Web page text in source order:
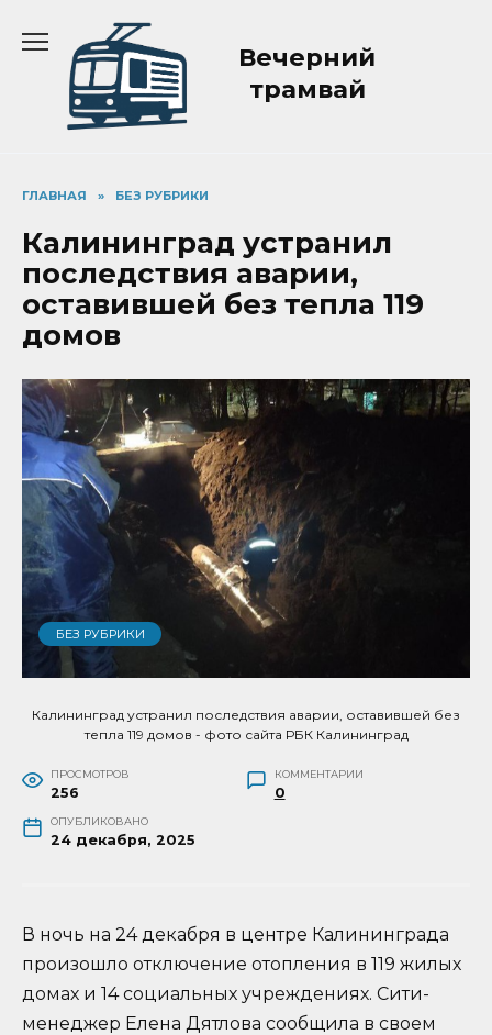
содержанию
Вечерний
трамвай
ГЛАВНАЯ » БЕЗ РУБРИКИ
Калининград устранил
последствия аварии,
оставившей без тепла 119
домов
БЕЗ РУБРИКИ
Калининград устранил последствия аварии, оставившей без
тепла 119 домов - фото сайта РБК Калининград
ПРОСМОТРОВ
256
КОММЕНТАРИИ
0
ОПУБЛИКОВАНО
24 декабря, 2025
В ночь на 24 декабря в центре Калининграда
произошло отключение отопления в 119 жилых
домах и 14 социальных учреждениях. Сити-
менеджер Елена Дятлова сообщила в своем